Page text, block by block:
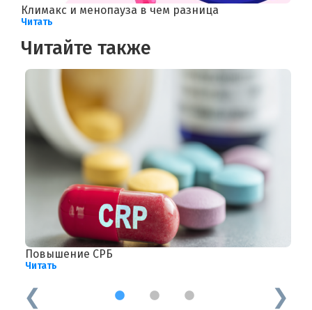
Климакс и менопауза в чем разница
Читать
Читайте также
Повышение СРБ
Читать
1 2 3